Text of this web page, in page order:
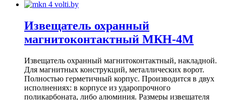
Извещатель охранный
магнитоконтактный МКН-4М
Извещатель охранный магнитоконтактный, накладной.
Для магнитных конструкций, металлических ворот.
Полностью герметичный корпус. Производится в двух
исполнениях: в корпусе из ударопрочного
поликарбоната, либо алюминия. Размеры извещателя